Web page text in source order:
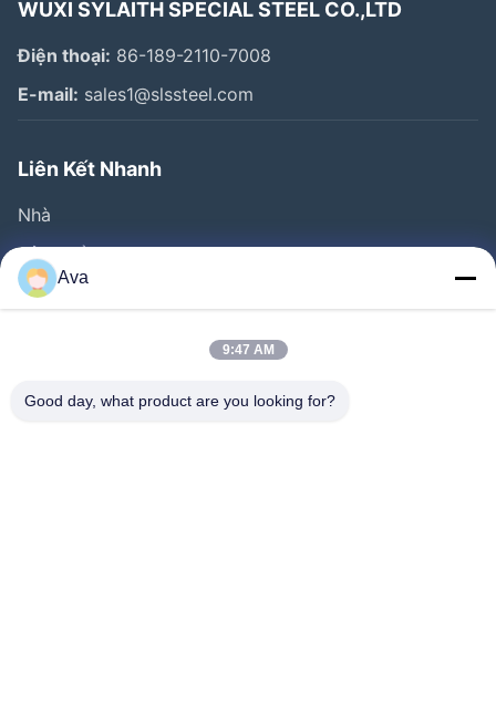
WUXI SYLAITH SPECIAL STEEL CO.,LTD
Điện thoại: 86-189-2110-7008
E-mail: sales1@slssteel.com
Liên Kết Nhanh
Nhà
Sản Phẩm
Video
Kiểm Soát Chất Lượng
Ava
9:47 AM
Good day, what product are you looking for?